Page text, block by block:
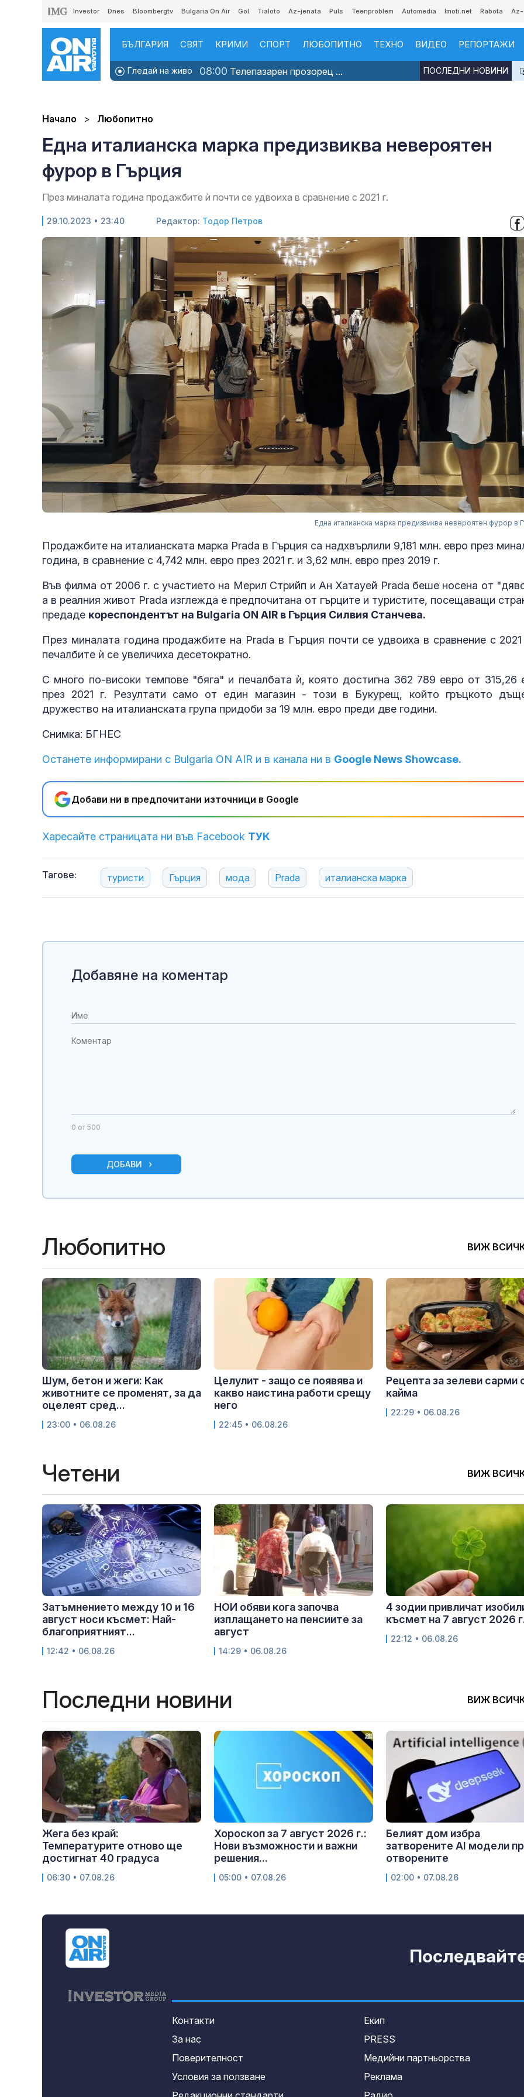
Investor Dnes Bloombergtv Bulgaria On Air Gol Tialoto Az-jenata Puls Teenproblem Automedia Imoti.net Rabota
БЪЛГАРИЯ СВЯТ КРИМИ СПОРТ ЛЮБОПИТНО ТЕХНО ВИДЕО РЕПОРТАЖИ
Гледай на живо 08:00 Телепазарен прозорец ... ПОСЛЕДНИ НОВИНИ
Начало Любопитно
Една италианска марка предизвиква невероятен
фурор в Гърция
През миналата година продажбите ѝ почти се удвоиха в сравнение с 2021 г.
29.10.2023 • 23:40 Редактор: Тодор Петров
Една италианска марка предизвиква невероятен фурор в
Продажбите на италианската марка Prada в Гърция са надхвърлили 9,181 млн. евро през
година, в сравнение с 4,742 млн. евро през 2021 г. и 3,62 млн. евро през 2019 г.
Във филма от 2006 г. с участието на Мерил Стрийп и Ан Хатауей Prada беше носена от
а в реалния живот Prada изглежда е предпочитана от гърците и туристите, посещаващи
предаде кореспондентът на Bulgaria ON AIR в Гърция Силвия Станчева.
През миналата година продажбите на Prada в Гърция почти се удвоиха в сравнение с 2021
печалбите ѝ се увеличиха десетократно.
С много по-високи темпове "бяга" и печалбата ѝ, която достигна 362 789 евро от 315,26
през 2021 г. Резултати само от един магазин - този в Букурещ, който гръцкото
дружество на италианската група придоби за 19 млн. евро преди две години.
Снимка: БГНЕС
Останете информирани с Bulgaria ON AIR и в канала ни в Google News Showcase.
Добави ни в предпочитани източници в Google
Харесайте страницата ни във Facebook ТУК
Тагове: туристи Гърция мода Prada италианска марка
Започна
Днес се
ПВО: Ново
Добавяне на коментар
0 от 500
ДОБАВИ
Любопитно ВИЖ
Шум, бетон и жеги: Как
животните се променят, за да
оцелеят сред...
23:00 • 06.08.26
Целулит - защо се появява и
какво наистина работи срещу
него
22:45 • 06.08.26
Рецепта за зелеви сарми
кайма
22:29 • 06.08.26
Четени ВИЖ
Затъмнението между 10 и 16
август носи късмет: Най-
благоприятният...
12:42 • 06.08.26
НОИ обяви кога започва
изплащането на пенсиите за
август
14:29 • 06.08.26
4 зодии привличат
късмет на 7 август 2026
22:12 • 06.08.26
Последни новини ВИЖ
Жега без край:
Температурите отново ще
достигнат 40 градуса
06:30 • 07.08.26
Хороскоп за 7 август 2026 г.:
Нови възможности и важни
решения...
05:00 • 07.08.26
Белият дом избра
затворените AI модели
отворените
02:00 • 07.08.26
Контакти
За нас
Поверителност
Условия за ползване
Екип
PRESS
Медийни партньорства
Реклама